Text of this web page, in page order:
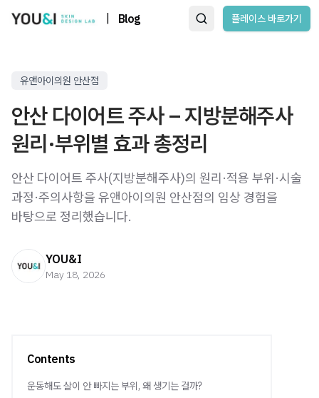
Blog 플레이스 바로가기
유앤아이의원 안산점
안산 다이어트 주사 – 지방분해주사
원리·부위별 효과 총정리
안산 다이어트 주사(지방분해주사)의 원리·적용 부위·시술
과정·주의사항을 유앤아이의원 안산점의 임상 경험을
바탕으로 정리했습니다.
YOU&I
May 18, 2026
Contents
운동해도 살이 안 빠지는 부위, 왜 생기는 걸까?